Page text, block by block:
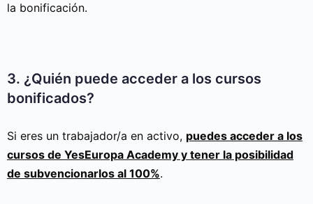
la bonificación.
3. ¿Quién puede acceder a los cursos
bonificados?
Si eres un trabajador/a en activo, puedes acceder a los
cursos de YesEuropa Academy y tener la posibilidad
de subvencionarlos al 100%.